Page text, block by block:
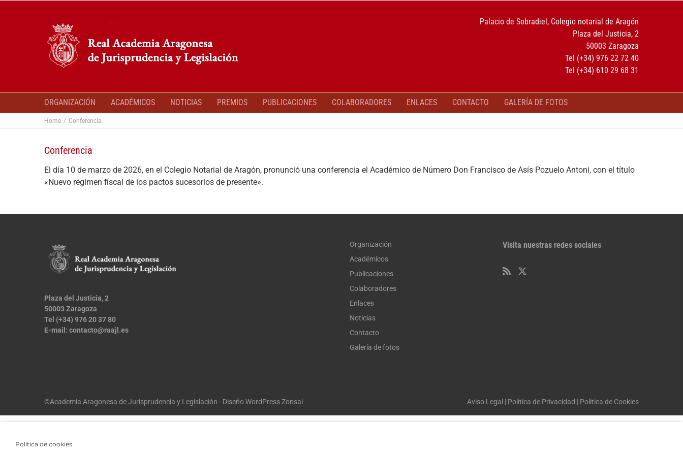
Palacio de Sobradiel, Colegio notarial de Aragón
Plaza del Justicia, 2
50003 Zaragoza
Tel (+34) 976 22 72 40
Tel (+34) 610 29 68 31
ORGANIZACIÓN ACADÉMICOS NOTICIAS PREMIOS PUBLICACIONES COLABORADORES ENLACES CONTACTO GALERÍA DE FOTOS
Home Conferencia
Conferencia
El día 10 de marzo de 2026, en el Colegio Notarial de Aragón, pronunció una conferencia el Académico de Número Don Francisco de Asís Pozuelo Antoni, con el título
«Nuevo régimen fiscal de los pactos sucesorios de presente».
Plaza del Justicia, 2
50003 Zaragoza
Tel (+34) 976 20 37 80
E-mail: contacto@raajl.es
Organización
Académicos
Publicaciones
Colaboradores
Enlaces
Noticias
Contacto
Galería de fotos
Visita nuestras redes sociales
©Academia Aragonesa de Jurisprudencia y Legislación · Diseño WordPress Zonsai Aviso Legal | Política de Privacidad | Política de Cookies
Política de cookies